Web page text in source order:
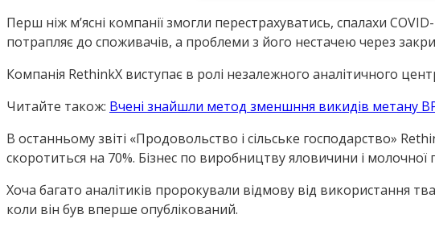
Перш ніж м’ясні компанії змогли перестрахуватись, спалахи
потрапляє до споживачів, а проблеми з його нестачею через
Компанія RethinkX виступає в ролі незалежного аналітичного
Читайте також: Вчені знайшли метод зменшння викидів метану
В останньому звіті «Продовольство і сільське господарство»
скоротиться на 70%. Бізнес по виробництву яловичини і
Хоча багато аналітиків пророкували відмову від використання
коли він був вперше опублікований.